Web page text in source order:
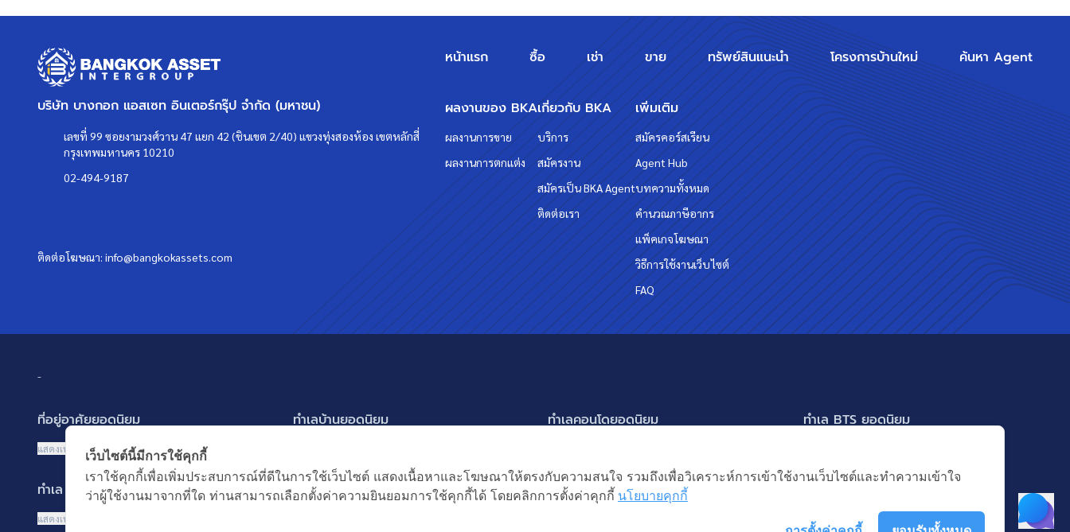
บริษัท บางกอก แอสเซท อินเตอร์กรุ๊ป จำกัด (มหาชน)
เลขที่ 99 ซอยงามวงศ์วาน 47 แยก 42 (ชินเขต 2/40) แขวงทุ่งสองห้อง เขตหลักสี่
กรุงเทพมหานคร 10210
02-494-9187
ติดต่อโฆษณา: info@bangkokassets.com
หน้าแรก ซื้อ เช่า ขาย ทรัพย์สินแนะนำ โครงการบ้านใหม่ ค้นหา Agent
ผลงานของ BKA
ผลงานการขาย
ผลงานการตกแต่ง
เกี่ยวกับ BKA
บริการ
สมัครงาน
สมัครเป็น BKA Agent
ติดต่อเรา
เพิ่มเติม
สมัครคอร์สเรียน
Agent Hub
บทความทั้งหมด
คำนวณภาษีอากร
แพ็คเกจโฆษณา
วิธีการใช้งานเว็บไซต์
FAQ
-
ที่อยู่อาศัยยอดนิยม
บ้านเดี่ยว
ทาวน์เฮ้าส์ ทาวน์โฮม
คอนโดมิเนียม
แสดงเพิ่มเติม
ทำเลบ้านยอดนิยม
รามอินทรา-วัชรพล สายไหม-หทัยราษฎร์
บางนา รามคำแหง 2
ทำเลคอนโดยอดนิยม
พระราม 9
อ่อนนุช ปุณณวิถี
ทำเล BTS ยอดนิยม
BTS เอกมัย
ทำเล MRT ยอดนิยม
MRT เพชรบุรี
แสดงเพิ่มเติม
คำค้นยอดนิยม
เว็บไซต์นี้มีการใช้คุกกี้
เราใช้คุกกี้เพื่อเพิ่มประสบการณ์ที่ดีในการใช้เว็บไซต์ แสดงเนื้อหาและโฆษณาให้ตรงกับความสนใจ รวมถึงเพื่อวิเคราะห์การเข้าใช้งานเว็บไซต์และทำความเข้าใจ
ว่าผู้ใช้งานมาจากที่ใด ท่านสามารถเลือกตั้งค่าความยินยอมการใช้คุกกี้ได้ โดยคลิกการตั้งค่าคุกกี้ นโยบายคุกกี้